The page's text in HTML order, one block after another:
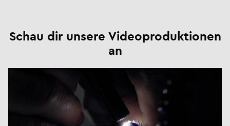
Schau dir unsere Videoproduktionen
an